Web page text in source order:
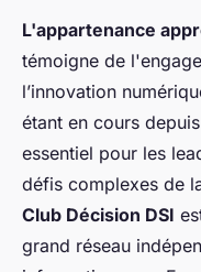
L'appartenance
témoigne de
l’innovation
étant en cours
essentiel pour les
défis complexes de
Club Décision DSI
grand réseau